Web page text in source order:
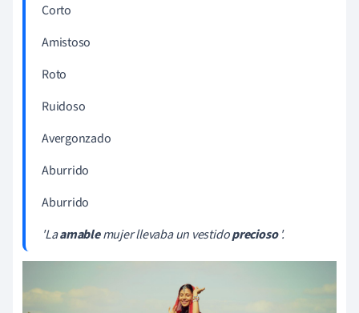
Corto
Amistoso
Roto
Ruidoso
Avergonzado
Aburrido
Aburrido
'Laamablemujer llevaba un vestidoprecioso'.